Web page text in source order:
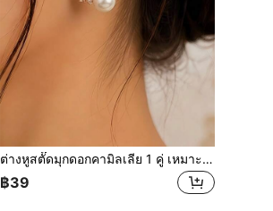
ต่างหูสตั๊ดมุกดอกคามิลเลีย 1 คู่ เหมาะสำหรับเครื่องประดับ ของขวัญงานแต่งงาน ต่างหูสำหรับฤดูเจ้าสาว
฿39